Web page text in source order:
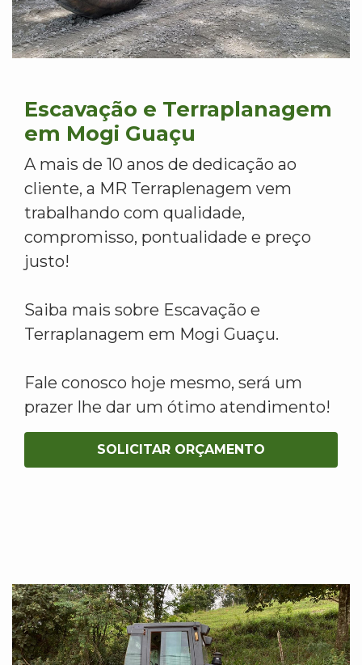
Escavação e Terraplanagem
em Mogi Guaçu
A mais de 10 anos de dedicação ao
cliente, a MR Terraplenagem vem
trabalhando com qualidade,
compromisso, pontualidade e preço
justo!
Saiba mais sobre Escavação e
Terraplanagem em Mogi Guaçu.
Fale conosco hoje mesmo, será um
prazer lhe dar um ótimo atendimento!
SOLICITAR ORÇAMENTO